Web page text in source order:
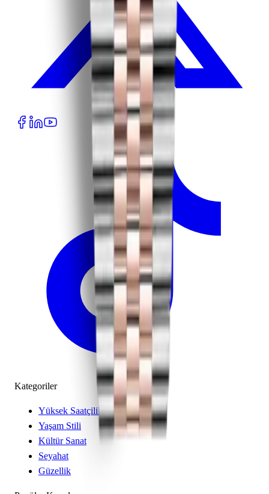
Kategoriler
Yüksek Saatçilik
Yaşam Stili
Kültür Sanat
Seyahat
Güzellik